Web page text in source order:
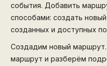
события. Добавить
способами: создать
созданных и доступных
Создадим новый
маршрут и разберём